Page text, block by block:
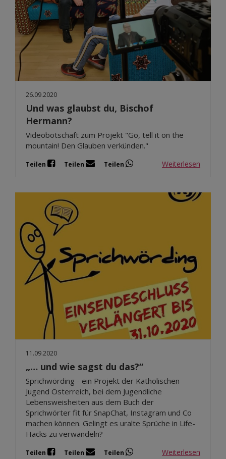
26.09.2020
Und was glaubst du, Bischof
Hermann?
Videobotschaft zum Projekt "Go, tell it on the
mountain! Den Glauben verkünden."
Teilen Teilen Teilen Weiterlesen
11.09.2020
„… und wie sagst du das?“
Sprichwörding - ein Projekt der Katholischen
Jugend Österreich, bei dem Jugendliche
Lebensweisheiten aus dem Buch der
Sprichwörter fit für SnapChat, Instagram und Co
machen können. Gelingt es uralte Sprüche in Life-
Hacks zu verwandeln?
Teilen Teilen Teilen Weiterlesen